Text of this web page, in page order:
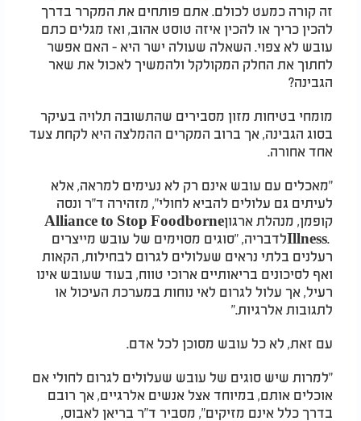
זה קורה כמעט לכולם. אתם פותחים את המקרר בדרך
להכין כריך או להכין איזה טוסט אהוב, ואז מגלים כתם
עובש לא צפוי. השאלה שעולה ישר היא - האם אפשר
לחתוך את החלק המקולקל ולהמשיך לאכול את שאר
הגבינה?
מומחי בטיחות מזון מסבירים שהתשובה תלויה בעיקר
בסוג הגבינה, אך ברוב המקרים ההמלצה היא לקחת צעד
אחד אחורה.
"מאכלים עם עובש אינם רק לא נעימים למראה, אלא
לעיתים גם עלולים להביא לחולי", מזהירה ד"ר ונסה
קופמן, מנהלת ארגוןAlliance to Stop Foodborne
Illness.לדבריה, "סוגים מסוימים של עובש מייצרים
רעלנים בלתי נראים שעלולים לגרום לבחילות, הקאות
ואף לסיכונים בריאותיים ארוכי טווח, בעוד שעובש אינו
רעיל, אך עלול לגרום לאי נוחות במערכת העיכול או
לתגובות אלרגיות".
עם זאת, לא כל עובש מסוכן לכל אדם.
"למרות שיש סוגים של עובש שעלולים לגרום לחולי אם
אוכלים אותם, במיוחד אצל אנשים אלרגיים, אך רובם
בדרך כלל אינם מזיקים", מסביר ד"ר בריאן לאבוס,